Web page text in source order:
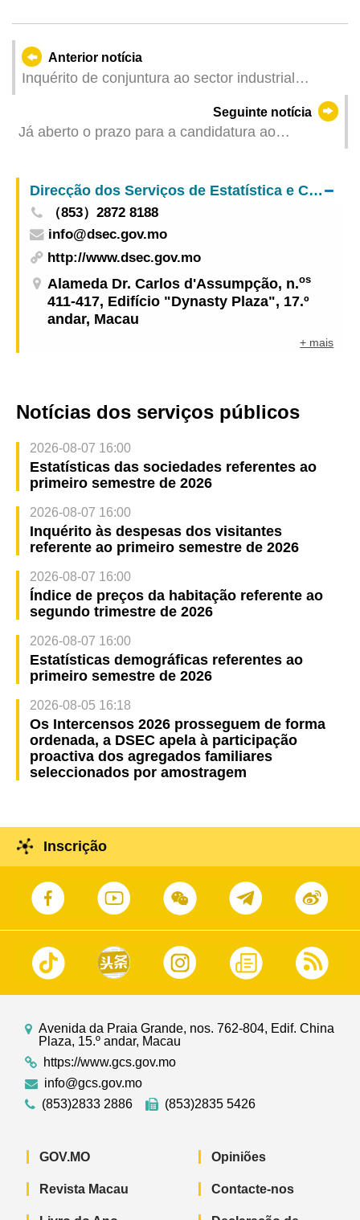
Anterior notícia
Inquérito de conjuntura ao sector industrial
exportador referente ao quarto trimestre de 2025
Seguinte notícia
Já aberto o prazo para a candidatura ao
ensino primário “Macau e Hengqin ligados pela
honestidade” 2026 e a apresentação de obrasDirecção dos Serviços de Estatística e Censos
（853）2872 8188
info@dsec.gov.mo
http://www.dsec.gov.mo
Alameda Dr. Carlos d'Assumpção, n.os
411-417, Edifício "Dynasty Plaza", 17.º
andar, Macau
+ mais
Notícias dos serviços públicos
2026-08-07 16:00
Estatísticas das sociedades referentes ao
primeiro semestre de 2026
2026-08-07 16:00
Inquérito às despesas dos visitantes
referente ao primeiro semestre de 2026
2026-08-07 16:00
Índice de preços da habitação referente ao
segundo trimestre de 2026
2026-08-07 16:00
Estatísticas demográficas referentes ao
primeiro semestre de 2026
2026-08-05 16:18
Os Intercensos 2026 prosseguem de forma
ordenada, a DSEC apela à participação
proactiva dos agregados familiares
seleccionados por amostragem
Inscrição
Avenida da Praia Grande, nos. 762-804, Edif. China
Plaza, 15.º andar, Macau
https://www.gcs.gov.mo
info@gcs.gov.mo
(853)2833 2886
(853)2835 5426
GOV.MO
Revista Macau
Opiniões
Contacte-nos